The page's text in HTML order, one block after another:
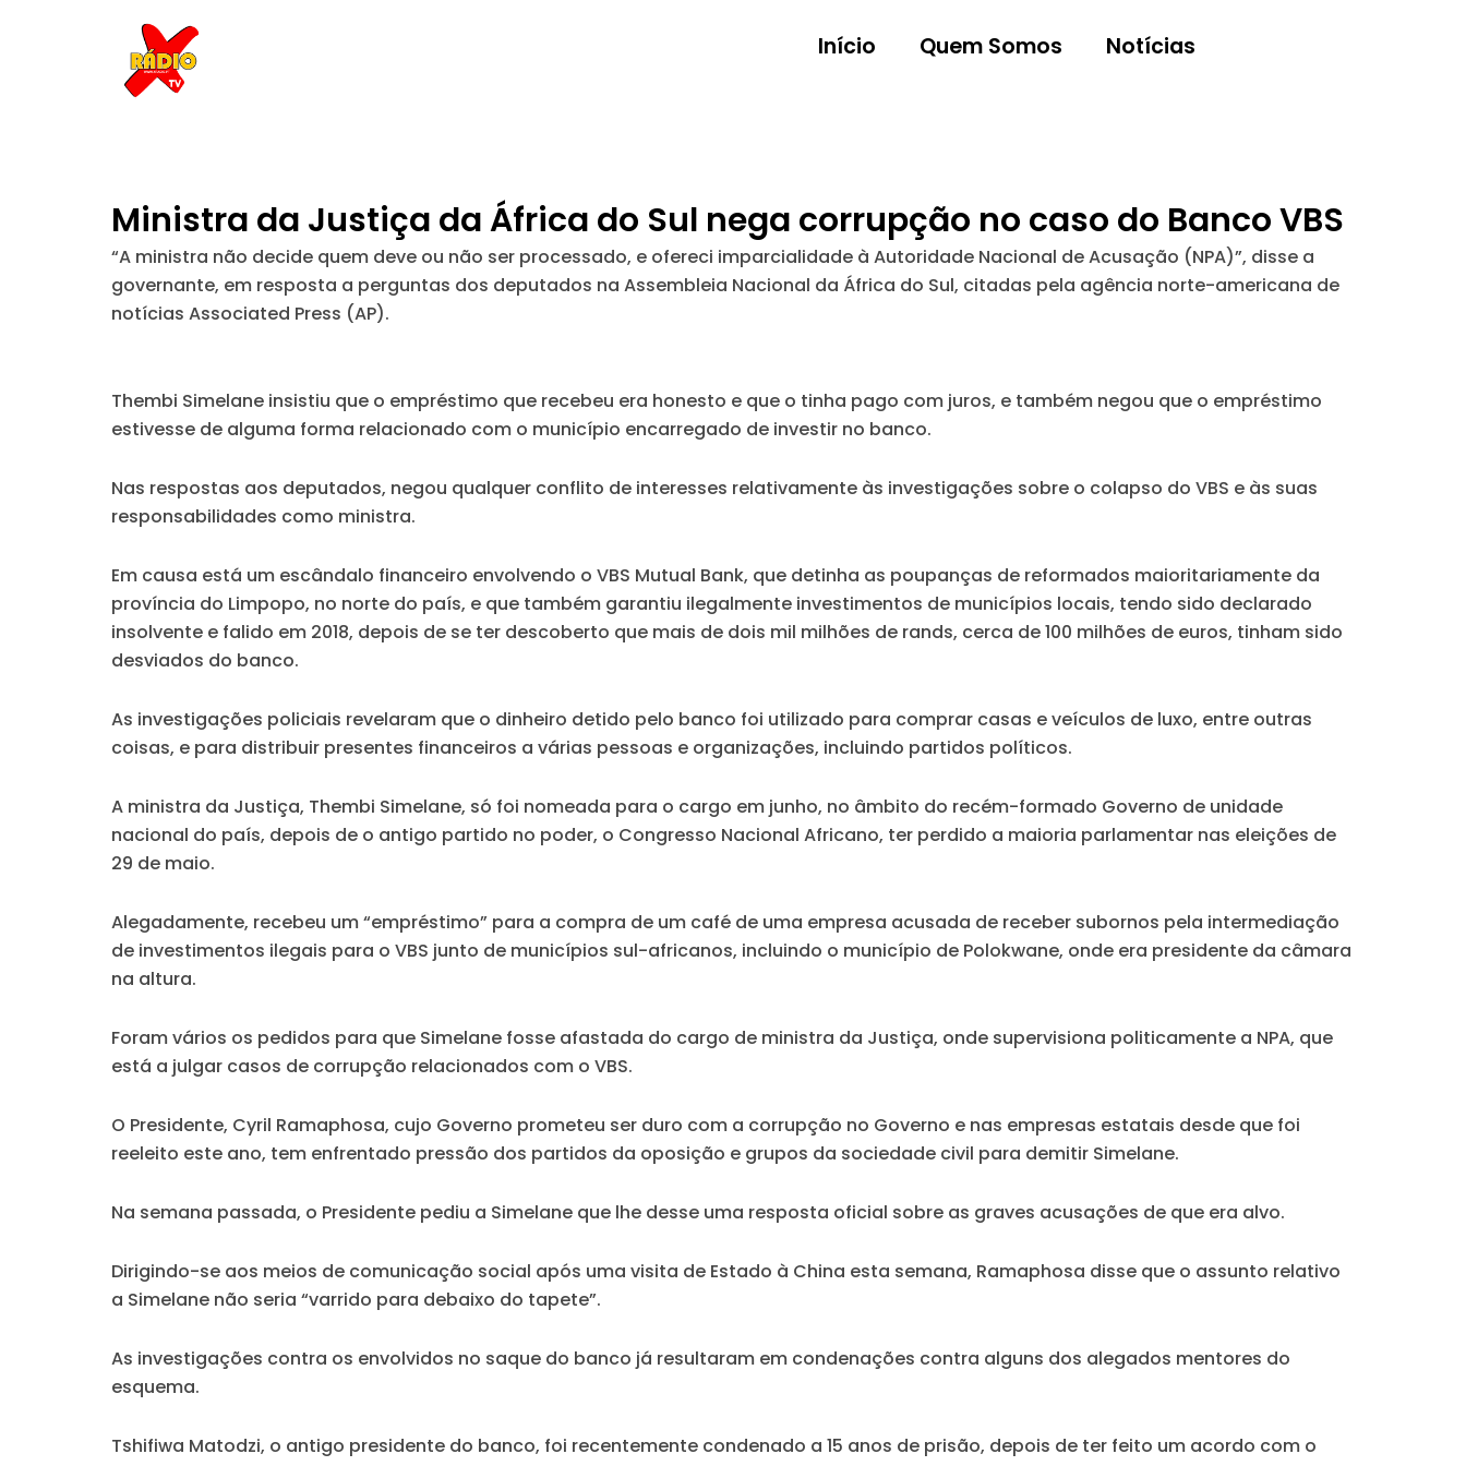
Início Quem Somos Notícias
Ministra da Justiça da África do Sul nega corrupção no caso do Banco VBS
“A ministra não decide quem deve ou não ser processado, e ofereci imparcialidade à Autoridade Nacional de Acusação (NPA)”, disse a
governante, em resposta a perguntas dos deputados na Assembleia Nacional da África do Sul, citadas pela agência norte-americana de
notícias Associated Press (AP).
Thembi Simelane insistiu que o empréstimo que recebeu era honesto e que o tinha pago com juros, e também negou que o empréstimo
estivesse de alguma forma relacionado com o município encarregado de investir no banco.
Nas respostas aos deputados, negou qualquer conflito de interesses relativamente às investigações sobre o colapso do VBS e às suas
responsabilidades como ministra.
Em causa está um escândalo financeiro envolvendo o VBS Mutual Bank, que detinha as poupanças de reformados maioritariamente da
província do Limpopo, no norte do país, e que também garantiu ilegalmente investimentos de municípios locais, tendo sido declarado
insolvente e falido em 2018, depois de se ter descoberto que mais de dois mil milhões de rands, cerca de 100 milhões de euros, tinham sido
desviados do banco.
As investigações policiais revelaram que o dinheiro detido pelo banco foi utilizado para comprar casas e veículos de luxo, entre outras
coisas, e para distribuir presentes financeiros a várias pessoas e organizações, incluindo partidos políticos.
A ministra da Justiça, Thembi Simelane, só foi nomeada para o cargo em junho, no âmbito do recém-formado Governo de unidade
nacional do país, depois de o antigo partido no poder, o Congresso Nacional Africano, ter perdido a maioria parlamentar nas eleições de
29 de maio.
Alegadamente, recebeu um “empréstimo” para a compra de um café de uma empresa acusada de receber subornos pela intermediação
de investimentos ilegais para o VBS junto de municípios sul-africanos, incluindo o município de Polokwane, onde era presidente da câmara
na altura.
Foram vários os pedidos para que Simelane fosse afastada do cargo de ministra da Justiça, onde supervisiona politicamente a NPA, que
está a julgar casos de corrupção relacionados com o VBS.
O Presidente, Cyril Ramaphosa, cujo Governo prometeu ser duro com a corrupção no Governo e nas empresas estatais desde que foi
reeleito este ano, tem enfrentado pressão dos partidos da oposição e grupos da sociedade civil para demitir Simelane.
Na semana passada, o Presidente pediu a Simelane que lhe desse uma resposta oficial sobre as graves acusações de que era alvo.
Dirigindo-se aos meios de comunicação social após uma visita de Estado à China esta semana, Ramaphosa disse que o assunto relativo
a Simelane não seria “varrido para debaixo do tapete”.
As investigações contra os envolvidos no saque do banco já resultaram em condenações contra alguns dos alegados mentores do
esquema.
Tshifiwa Matodzi, o antigo presidente do banco, foi recentemente condenado a 15 anos de prisão, depois de ter feito um acordo com o